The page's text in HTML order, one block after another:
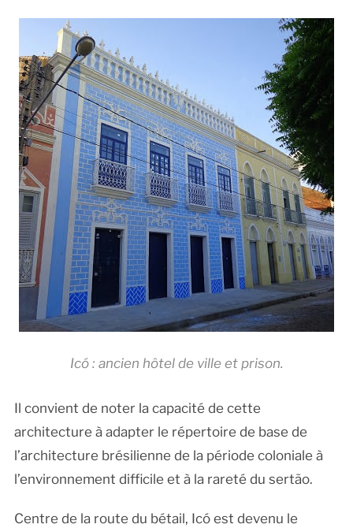
Icó : ancien hôtel de ville et prison.
Il convient de noter la capacité de cette
architecture à adapter le répertoire de base de
l’architecture brésilienne de la période coloniale à
l’environnement difficile et à la rareté du sertão.
Centre de la route du bétail, Icó est devenu le